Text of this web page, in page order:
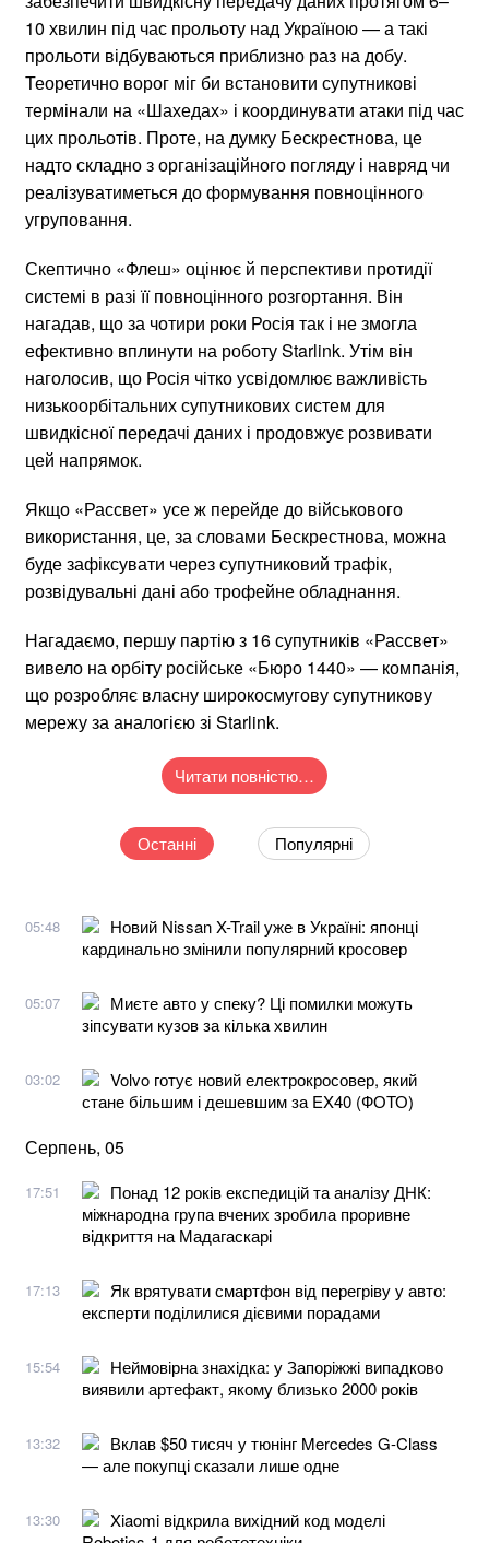
10 хвилин під час прольоту над Україною — а такі
прольоти відбуваються приблизно раз на добу.
Теоретично ворог міг би встановити супутникові
термінали на «Шахедах» і координувати атаки під час
цих прольотів. Проте, на думку Бескрестнова, це
надто складно з організаційного погляду і навряд чи
реалізуватиметься до формування повноцінного
угруповання.
Скептично «Флеш» оцінює й перспективи протидії
системі в разі її повноцінного розгортання. Він
нагадав, що за чотири роки Росія так і не змогла
ефективно вплинути на роботу Starlink. Утім він
наголосив, що Росія чітко усвідомлює важливість
низькоорбітальних супутникових систем для
швидкісної передачі даних і продовжує розвивати
цей напрямок.
Якщо «Рассвет» усе ж перейде до військового
використання, це, за словами Бескрестнова, можна
буде зафіксувати через супутниковий трафік,
розвідувальні дані або трофейне обладнання.
Нагадаємо, першу партію з 16 супутників «Рассвет»
вивело на орбіту російське «Бюро 1440» — компанія,
що розробляє власну широкосмугову супутникову
мережу за аналогією зі Starlink.
Читати повністю…
Останні Популярні
05:48
Новий Nissan X-Trail уже в Україні: японці
кардинально змінили популярний кросовер
05:07
Миєте авто у спеку? Ці помилки можуть
зіпсувати кузов за кілька хвилин
03:02
Volvo готує новий електрокросовер, який
стане більшим і дешевшим за EX40 (ФОТО)
Серпень, 05
17:51
Понад 12 років експедицій та аналізу ДНК:
міжнародна група вчених зробила проривне
відкриття на Мадагаскарі
17:13
Як врятувати смартфон від перегріву у авто:
експерти поділилися дієвими порадами
15:54
Неймовірна знахідка: у Запоріжжі випадково
виявили артефакт, якому близько 2000 років
13:32
Вклав $50 тисяч у тюнінг Mercedes G-Class
— але покупці сказали лише одне
13:30
Xiaomi відкрила вихідний код моделі